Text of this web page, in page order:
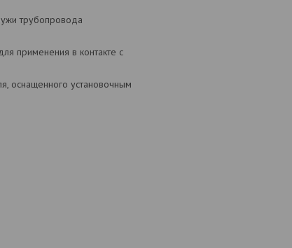
трубопровода
применения в контакте с
оснащенного установочным